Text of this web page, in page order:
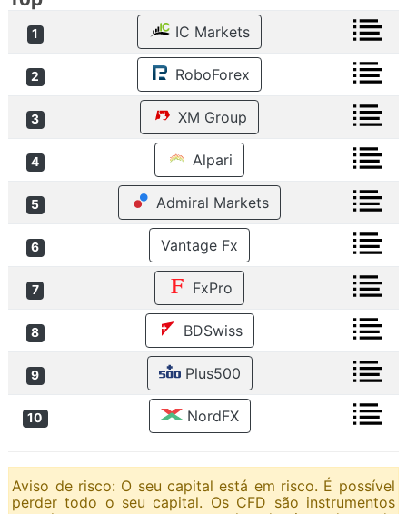
1 IC Markets
2 RoboForex
3 XM Group
4 Alpari
5 Admiral Markets
6 Vantage Fx
7 FxPro
8 BDSwiss
9 Plus500
10 NordFX
Aviso de risco: O seu capital está em risco. É possível
perder todo o seu capital. Os CFD são instrumentos